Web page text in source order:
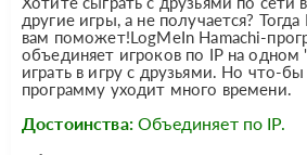
другие игры, а не получается?
вам поможет!LogMeIn Hamachi-
объединяет игроков по IP на
играть в игру с друзьями. Но что-
программу уходит много времени.
Достоинства: Объединяет по IP.